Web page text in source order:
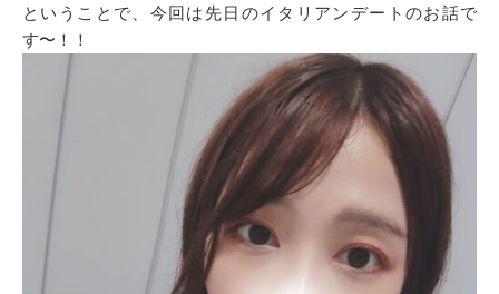
ということで、今回は先日のイタリアンデートのお話で
す〜！！